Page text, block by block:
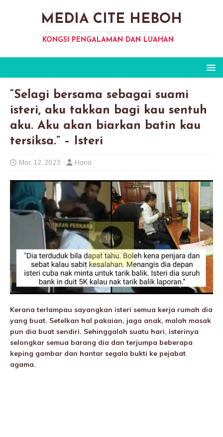
MEDIA CITE HEBOH
KONGSI PENGALAMAN DAN LUAHAN
“Selagi bersama sebagai suami
isteri, aku takkan bagi kau sentuh
aku. Aku akan biarkan batin kau
tersiksa.” – Isteri
Mac 12, 2023 Hana
Kerana terlampau sayangkan isteri semua kerja rumah dia
yang buat. Setelkan hal pakaian, jaga anak, malah masak
pun dia buat sendiri. Sehinggalah suatu hari, isterinya
seIongkar semua barang dia dan terjumpa beberapa
keping gambar dan hantar segala bukti ke pejabat
agama.